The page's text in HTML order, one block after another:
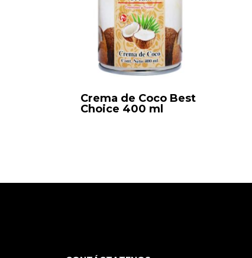
Crema de Coco Best
Choice 400 ml